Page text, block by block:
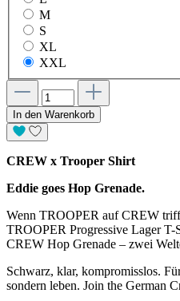
M
S
XL
XXL
In den Warenkorb
CREW x Trooper Shirt
Eddie goes Hop Grenade.
Wenn TROOPER auf CREW
TROOPER Progressive Lager T-
CREW Hop Grenade – zwei
Schwarz, klar, kompromisslos.
sondern leben. Join the German